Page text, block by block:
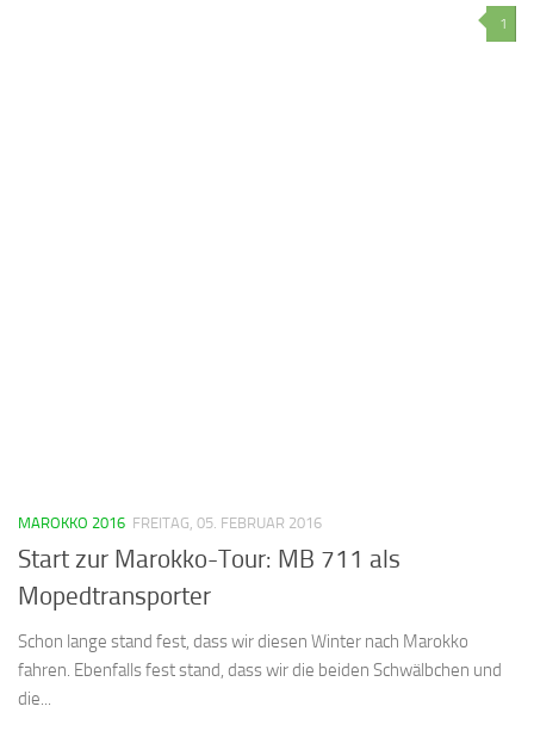
1
MAROKKO 2016 FREITAG, 05. FEBRUAR 2016
Start zur Marokko-Tour: MB 711 als
Mopedtransporter
Schon lange stand fest, dass wir diesen Winter nach Marokko
fahren. Ebenfalls fest stand, dass wir die beiden Schwälbchen und
die...